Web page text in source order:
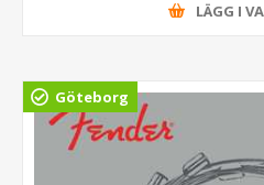
LÄGG I
Göteborg